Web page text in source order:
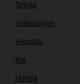
Toyota
Volkswagen
Hyundai
Kia
Honda